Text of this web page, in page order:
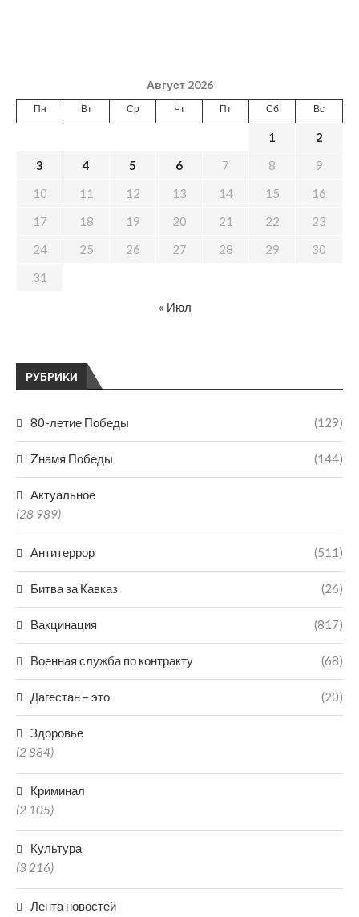
РУБРИКИ
80-летие Победы (129)
Zнамя Победы (144)
Актуальное
(28 989)
Антитеррор (511)
Битва за Кавказ (26)
Вакцинация (817)
Военная служба по контракту (68)
Дагестан – это (20)
Здоровье
(2 884)
Криминал
(2 105)
Культура
(3 216)
Лента новостей
Август 2026
Пн Вт Ср Чт Пт Сб Вс
1
2
3
4 5 6 7 8
9
10
11 12 13 14 15
16
17
18 19 20 21 22
23
24
25 26 27 28 29
30
31
« Июл